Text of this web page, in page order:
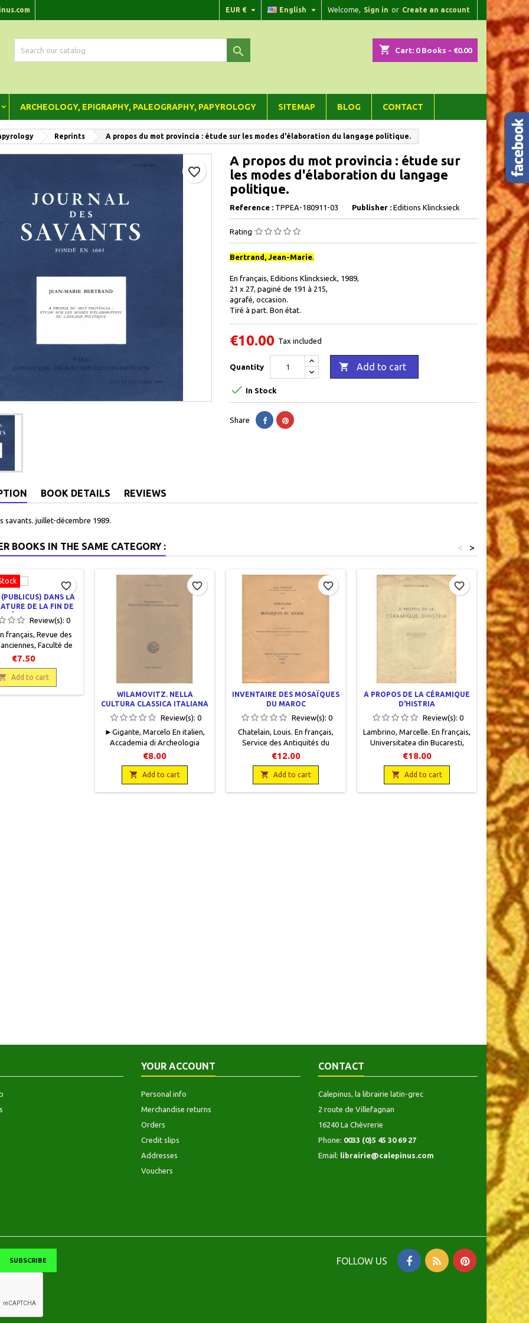
Welcome, Sign in or Create an account
English 
EUR € 
shopping_cart Cart: 0Books - €0.00

ARCHEOLOGY, EPIGRAPHY, PALEOGRAPHY, PAPYROLOGY SITEMAP BLOG CONTACT
Reprints A propos du mot provincia : étude sur les modes d'élaboration du langage politique.
A propos du mot provincia : étude sur
les modes d'élaboration du langage
politique.
Reference : TPPEA-180911-03 Publisher : Editions Klincksieck
Rating
Bertrand, Jean-Marie.
En français, Editions Klincksieck, 1989,
21 x 27, paginé de 191 à 215,
agrafé, occasion.
Tiré à part. Bon état.
€10.00 Tax included
Quantity  Add to cart
favorite_border
 In Stock
Share
BOOK DETAILS REVIEWS
savants. juillet-décembre 1989 .
BOOKS IN THE SAME CATEGORY : >
<
DANS LA
DE LA FIN DE
RÉPUBLIQUE
Review(s): 0
français, Revue des
Faculté de
1963, 16 x 25, 26
Bon état.
€7.50
Add to cart
favorite_border
WILAMOVITZ. NELLA
CULTURA CLASSICA ITALIANA
Review(s): 0
► Gigante, Marcelo En italien,
Accademia di Archeologia
Lettere et Belle Arti di Napoli,
1984, 17 x 24, 36 pages,
broché, occasion . Bon état.
Couverture à rabats.
€8.00
 Add to cart
favorite_border
INVENTAIRE DES MOSAÏQUES
DU MAROC
Review(s): 0
Chatelain, Louis. En français,
Service des Antiquités du
Maroc - Rabat, 1935, 18 x 22, 25
pages, broché, occasion.
Correct, annotations.
€12.00
 Add to cart
favorite_border
A PROPOS DE LA CÉRAMIQUE
D'HISTRIA
Review(s): 0
Lambrino, Marcelle. En français,
Universitatea din Bucaresti,
Facultatea de Litere si Filosofie ,
1939, 25 x 30, 15 pages dont 15
illustrations noir et blanc et
couleurs, broché, occasion. Tiré
à part. Correct. Couverture
€18.00
 Add to cart
favorite_border Out-of-
Newelle,
W.
pages
YOUR ACCOUNT
Personal info
Merchandise returns
Orders
Credit slips
Addresses
Vouchers
CONTACT
Calepinus, la librairie latin-grec
2 route de Villefagnan
16240 La Chèvrerie
Phone: 0033 (0)5 45 30 69 27
Email: librairie@calepinus.com
Create new list
Cancel Create wishlist
need to be logged in to save products in your wishlist.
FOLLOW US